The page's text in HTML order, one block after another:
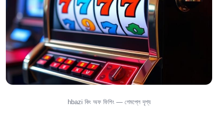
hbazi কিং অফ ফিশিং — গেমপ্লে দৃশ্য